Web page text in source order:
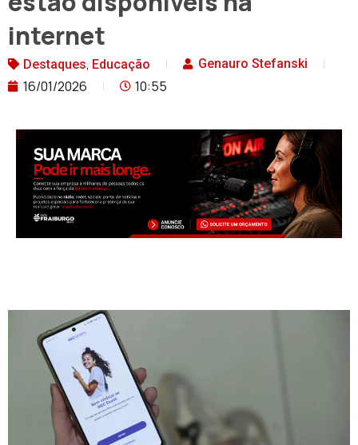
internet
Destaques, Educação Genauro Stefanski
16/01/2026 10:55